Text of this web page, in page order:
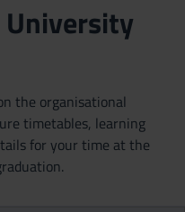
the organisational
timetables, learning
for your time at the